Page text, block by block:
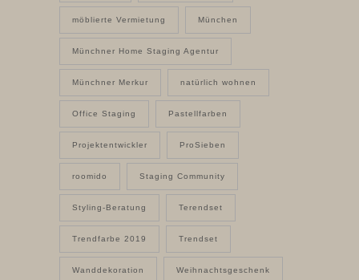
möblierte Vermietung München
Münchner Home Staging Agentur
Münchner Merkur natürlich wohnen
Office Staging Pastellfarben
Projektentwickler ProSieben
roomido Staging Community
Styling-Beratung Terendset
Trendfarbe 2019 Trendset
Wanddekoration Weihnachtsgeschenk